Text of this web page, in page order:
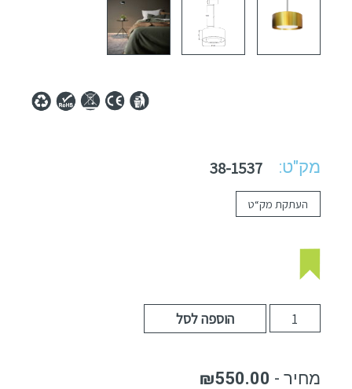
מק"ט: 38-1537
העתקת מק“ט
הוספה לסל
₪550.00